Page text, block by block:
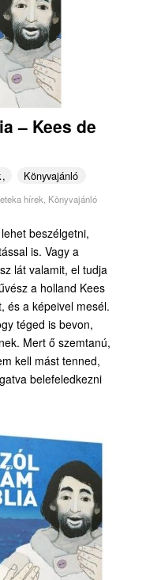
– Kees de
Könyvajánló
hírek, Könyvajánló
beszélgetni,
is. Vagy a
lát valamit, el tudja
a holland Kees
és a képeivel mesél.
téged is bevon,
Mert ő szemtanú,
kell mást tenned,
belefeledkezni